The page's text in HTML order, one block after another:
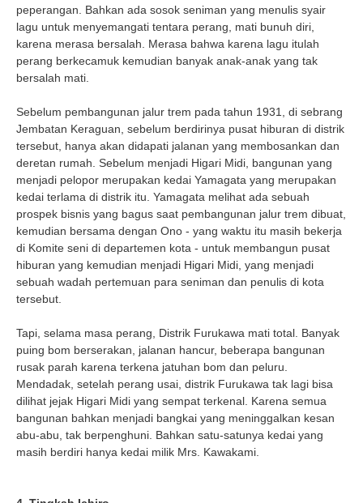
peperangan. Bahkan ada sosok seniman yang menulis syair
lagu untuk menyemangati tentara perang, mati bunuh diri,
karena merasa bersalah. Merasa bahwa karena lagu itulah
perang berkecamuk kemudian banyak anak-anak yang tak
bersalah mati.
Sebelum pembangunan jalur trem pada tahun 1931, di sebrang
Jembatan Keraguan, sebelum berdirinya pusat hiburan di distrik
tersebut, hanya akan didapati jalanan yang membosankan dan
deretan rumah. Sebelum menjadi Higari Midi, bangunan yang
menjadi pelopor merupakan kedai Yamagata yang merupakan
kedai terlama di distrik itu. Yamagata melihat ada sebuah
prospek bisnis yang bagus saat pembangunan jalur trem dibuat,
kemudian bersama dengan Ono - yang waktu itu masih bekerja
di Komite seni di departemen kota - untuk membangun pusat
hiburan yang kemudian menjadi Higari Midi, yang menjadi
sebuah wadah pertemuan para seniman dan penulis di kota
tersebut.
Tapi, selama masa perang, Distrik Furukawa mati total. Banyak
puing bom berserakan, jalanan hancur, beberapa bangunan
rusak parah karena terkena jatuhan bom dan peluru.
Mendadak, setelah perang usai, distrik Furukawa tak lagi bisa
dilihat jejak Higari Midi yang sempat terkenal. Karena semua
bangunan bahkan menjadi bangkai yang meninggalkan kesan
abu-abu, tak berpenghuni. Bahkan satu-satunya kedai yang
masih berdiri hanya kedai milik Mrs. Kawakami.